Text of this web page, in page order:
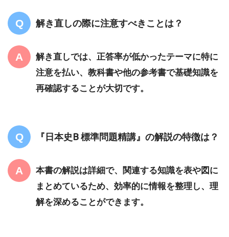
解き直しの際に注意すべきことは？
解き直しでは、正答率が低かったテーマに特に
注意を払い、教科書や他の参考書で基礎知識を
再確認することが大切です。
『日本史B 標準問題精講』の解説の特徴は？
本書の解説は詳細で、関連する知識を表や図に
まとめているため、効率的に情報を整理し、理
解を深めることができます。